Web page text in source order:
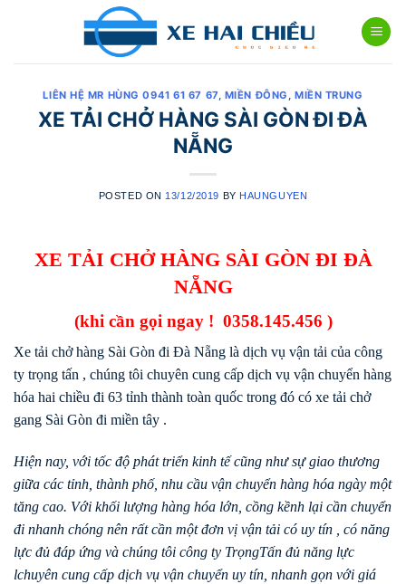
LIÊN HỆ MR HÙNG 0941 61 67 67, MIỀN ĐÔNG , MIỀN TRUNG
XE TẢI CHỞ HÀNG SÀI GÒN ĐI ĐÀ
NẴNG
POSTED ON 13/12/2019 BY HAUNGUYEN
XE TẢI CHỞ HÀNG SÀI GÒN ĐI ĐÀ
NẴNG
(khi cần gọi ngay ! 0358.145.456 )
Xe tải chở hàng Sài Gòn đi Đà Nẵng là dịch vụ vận tải của công
ty trọng tấn , chúng tôi chuyên cung cấp dịch vụ vận chuyển hàng
hóa hai chiều đi 63 tỉnh thành toàn quốc trong đó có xe tải chở
gang Sài Gòn đi miền tây .
Hiện nay, với tốc độ phát triển kinh tế cũng như sự giao thương
giữa các tỉnh, thành phố, nhu cầu vận chuyển hàng hóa ngày một
tăng cao. Với khối lượng hàng hóa lớn, cồng kềnh lại cần chuyển
đi nhanh chóng nên rất cần một đơn vị vận tải có uy tín , có năng
lực đủ đáp ứng và chúng tôi công ty TrọngTấn đủ năng lực
lchuyên cung cấp dịch vụ vận chuyển uy tín, nhanh gọn với giá